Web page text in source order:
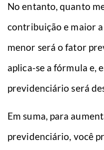
No entanto, quanto
contribuição e maior
menor será o fator
aplica-se a fórmula e,
previdenciário será
Em suma, para
previdenciário, você